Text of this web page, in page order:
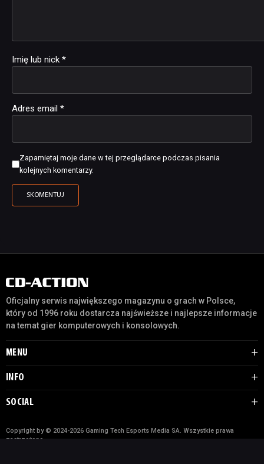
Imię lub nick *
Adres email *
Zapamiętaj moje dane w tej przeglądarce podczas pisania
kolejnych komentarzy.
Oficjalny serwis największego magazynu o grach w Polsce,
który od 1996 roku dostarcza najświeższe i najlepsze informacje
na temat gier komputerowych i konsolowych.
MENU
INFO
SOCIAL
Copyright by © 2024-2026 Gaming Tech Esports Media SA. Wszystkie prawa
zastrzeżone.